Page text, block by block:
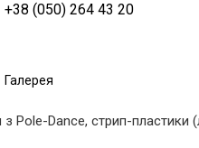
+38 (050) 264 43 20
Галерея
Pole-Dance, стрип-пластики